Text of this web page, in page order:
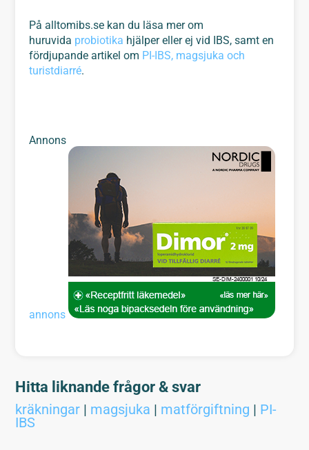
På alltomibs.se kan du läsa mer om
huruvida probiotika hjälper eller ej vid IBS, samt en
fördjupande artikel om PI-IBS, magsjuka och
turistdiarré.
Annons
annons
Hitta liknande frågor & svar
kräkningar | magsjuka | matförgiftning | PI-
IBS